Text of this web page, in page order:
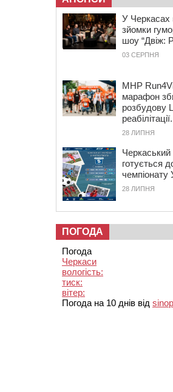
У Черкасах
зйомки
шоу “Двіж:
03 СЕРПНЯ
MHP
марафон
розбудову
28 ЛИПНЯ
готується
чемпіонату
28 ЛИПНЯ
ПОГОДА
Погода
Черкаси
вологість:
тиск:
вітер:
Погода на 10 днів від